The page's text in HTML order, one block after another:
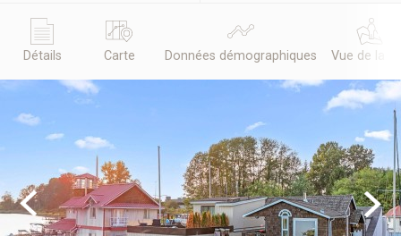
Détails Carte Données démographiques Vue de la
Previous Next